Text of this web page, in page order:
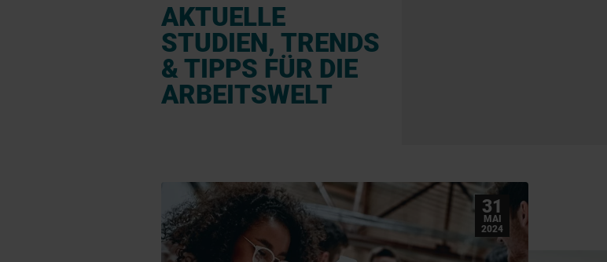
AKTUELLE
STUDIEN, TRENDS
& TIPPS FÜR DIE
ARBEITSWELT
31
MAI
2024